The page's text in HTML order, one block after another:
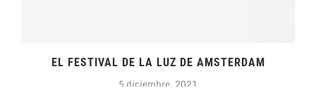
EL FESTIVAL DE LA LUZ DE AMSTERDAM
5 diciembre, 2021